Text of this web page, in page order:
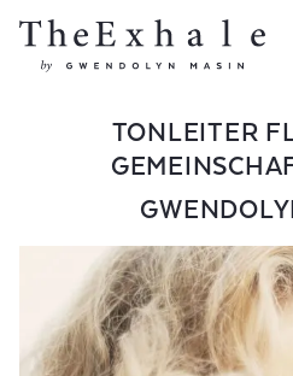
TONLEITER